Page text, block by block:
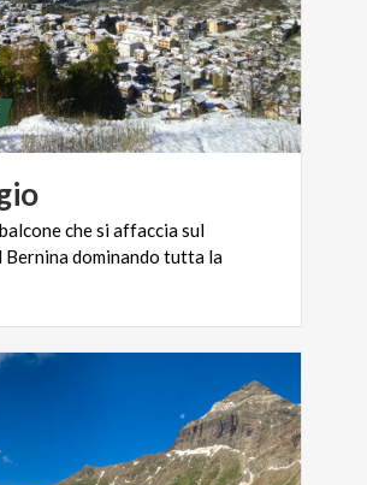
che si affaccia sul
Bernina dominando tutta la